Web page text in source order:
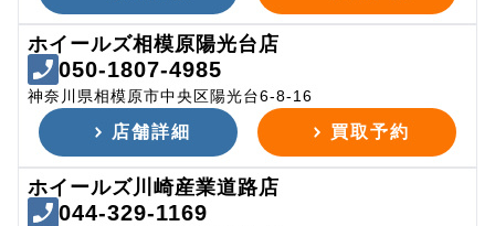
ホイールズ相模原陽光台店
050-1807-4985
神奈川県相模原市中央区陽光台6-8-16
店舗詳細 買取予約
ホイールズ川崎産業道路店
044-329-1169